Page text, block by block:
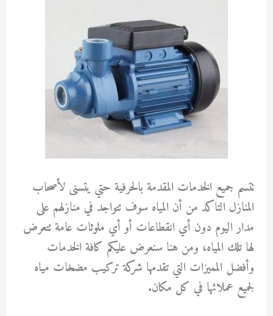
تتسم جميع الخدمات المقدمة بالحرفية حتي يتسنى لأصحاب
المنازل التاكد من أن المياه سوف تتواجد في منازلهم على
مدار اليوم دون أي انقطاعات أو أي ملوثات عامة تتعرض
لها تلك المياه، ومن هنا سنعرض عليكم كافة الخدمات
وأفضل المميزات التي تقدمها شركة تركيب مضخات مياه
لجميع عملائها في كل مكان.